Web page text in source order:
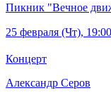
Пикник "Вечное
25 февраля (Чт), 19:00
Концерт
Александр Серов